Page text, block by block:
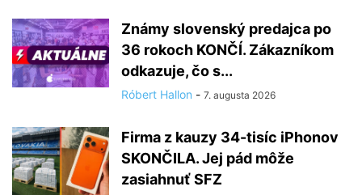
Známy slovenský predajca po
36 rokoch KONČÍ. Zákazníkom
odkazuje, čo s...
Róbert Hallon - 7. augusta 2026
Firma z kauzy 34-tisíc iPhonov
SKONČILA. Jej pád môže
zasiahnuť SFZ